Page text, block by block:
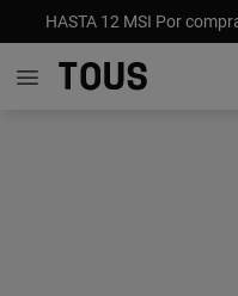
HASTA 12 MSI Por